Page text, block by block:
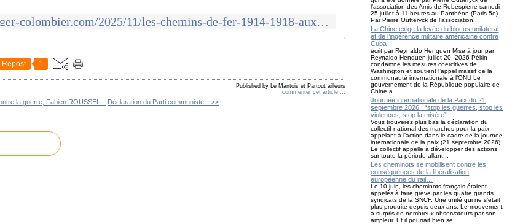
http://www.le-blog-de-roger-colombier.com/2025/11/les-chemins-de-fer-1914-1918-aux-editions-du-petit-pave.novembre-2025.html
Repost 1
Published by Le Mantois et Partout ailleurs
commenter cet article …
la guerre, Fabien ROUSSEL... Déclaration du Parti communiste... >>
l’association des Amis de Robespierre samedi
25 juillet à 11 heures au Panthéon (Paris 5e).
Par Pierre Outteryck de l’association...
La Chine exige la levée du blocus unilatéral
et de l’ingérence militaire américaine contre
Cuba
écrit par Reynaldo Henquen Mise à jour par
Reynaldo Henquen juillet 20, 2026 Pékin
condamne les mesures coercitives de
Washington et soutient l’appel massif de la
communauté internationale à l’ONU Le
gouvernement de la République populaire de
Chine a...
Journée internationale de la Paix du 21
septembre 2026 : “stop les guerres, stop les
violences, stop la misère”
Vous trouverez plus bas la déclaration du
collectif national des marches pour la paix
appelant à l'action dans le cadre de la journée
internationale de la paix (21 septembre 2026).
Le collectif appelle à développer des actions
sur toute la période allant...
Les cheminots se mobilisent contre les
conséquences de la libéralisation
européenne du rail…
Le 10 juin, les cheminots français étaient
appelés à faire grève par les quatre grands
syndicats de la SNCF. Une unité qui ne s’était
plus produite depuis deux ans. Le mouvement
a surpris de nombreux observateurs par son
ampleur. Et il pourrait bien se...